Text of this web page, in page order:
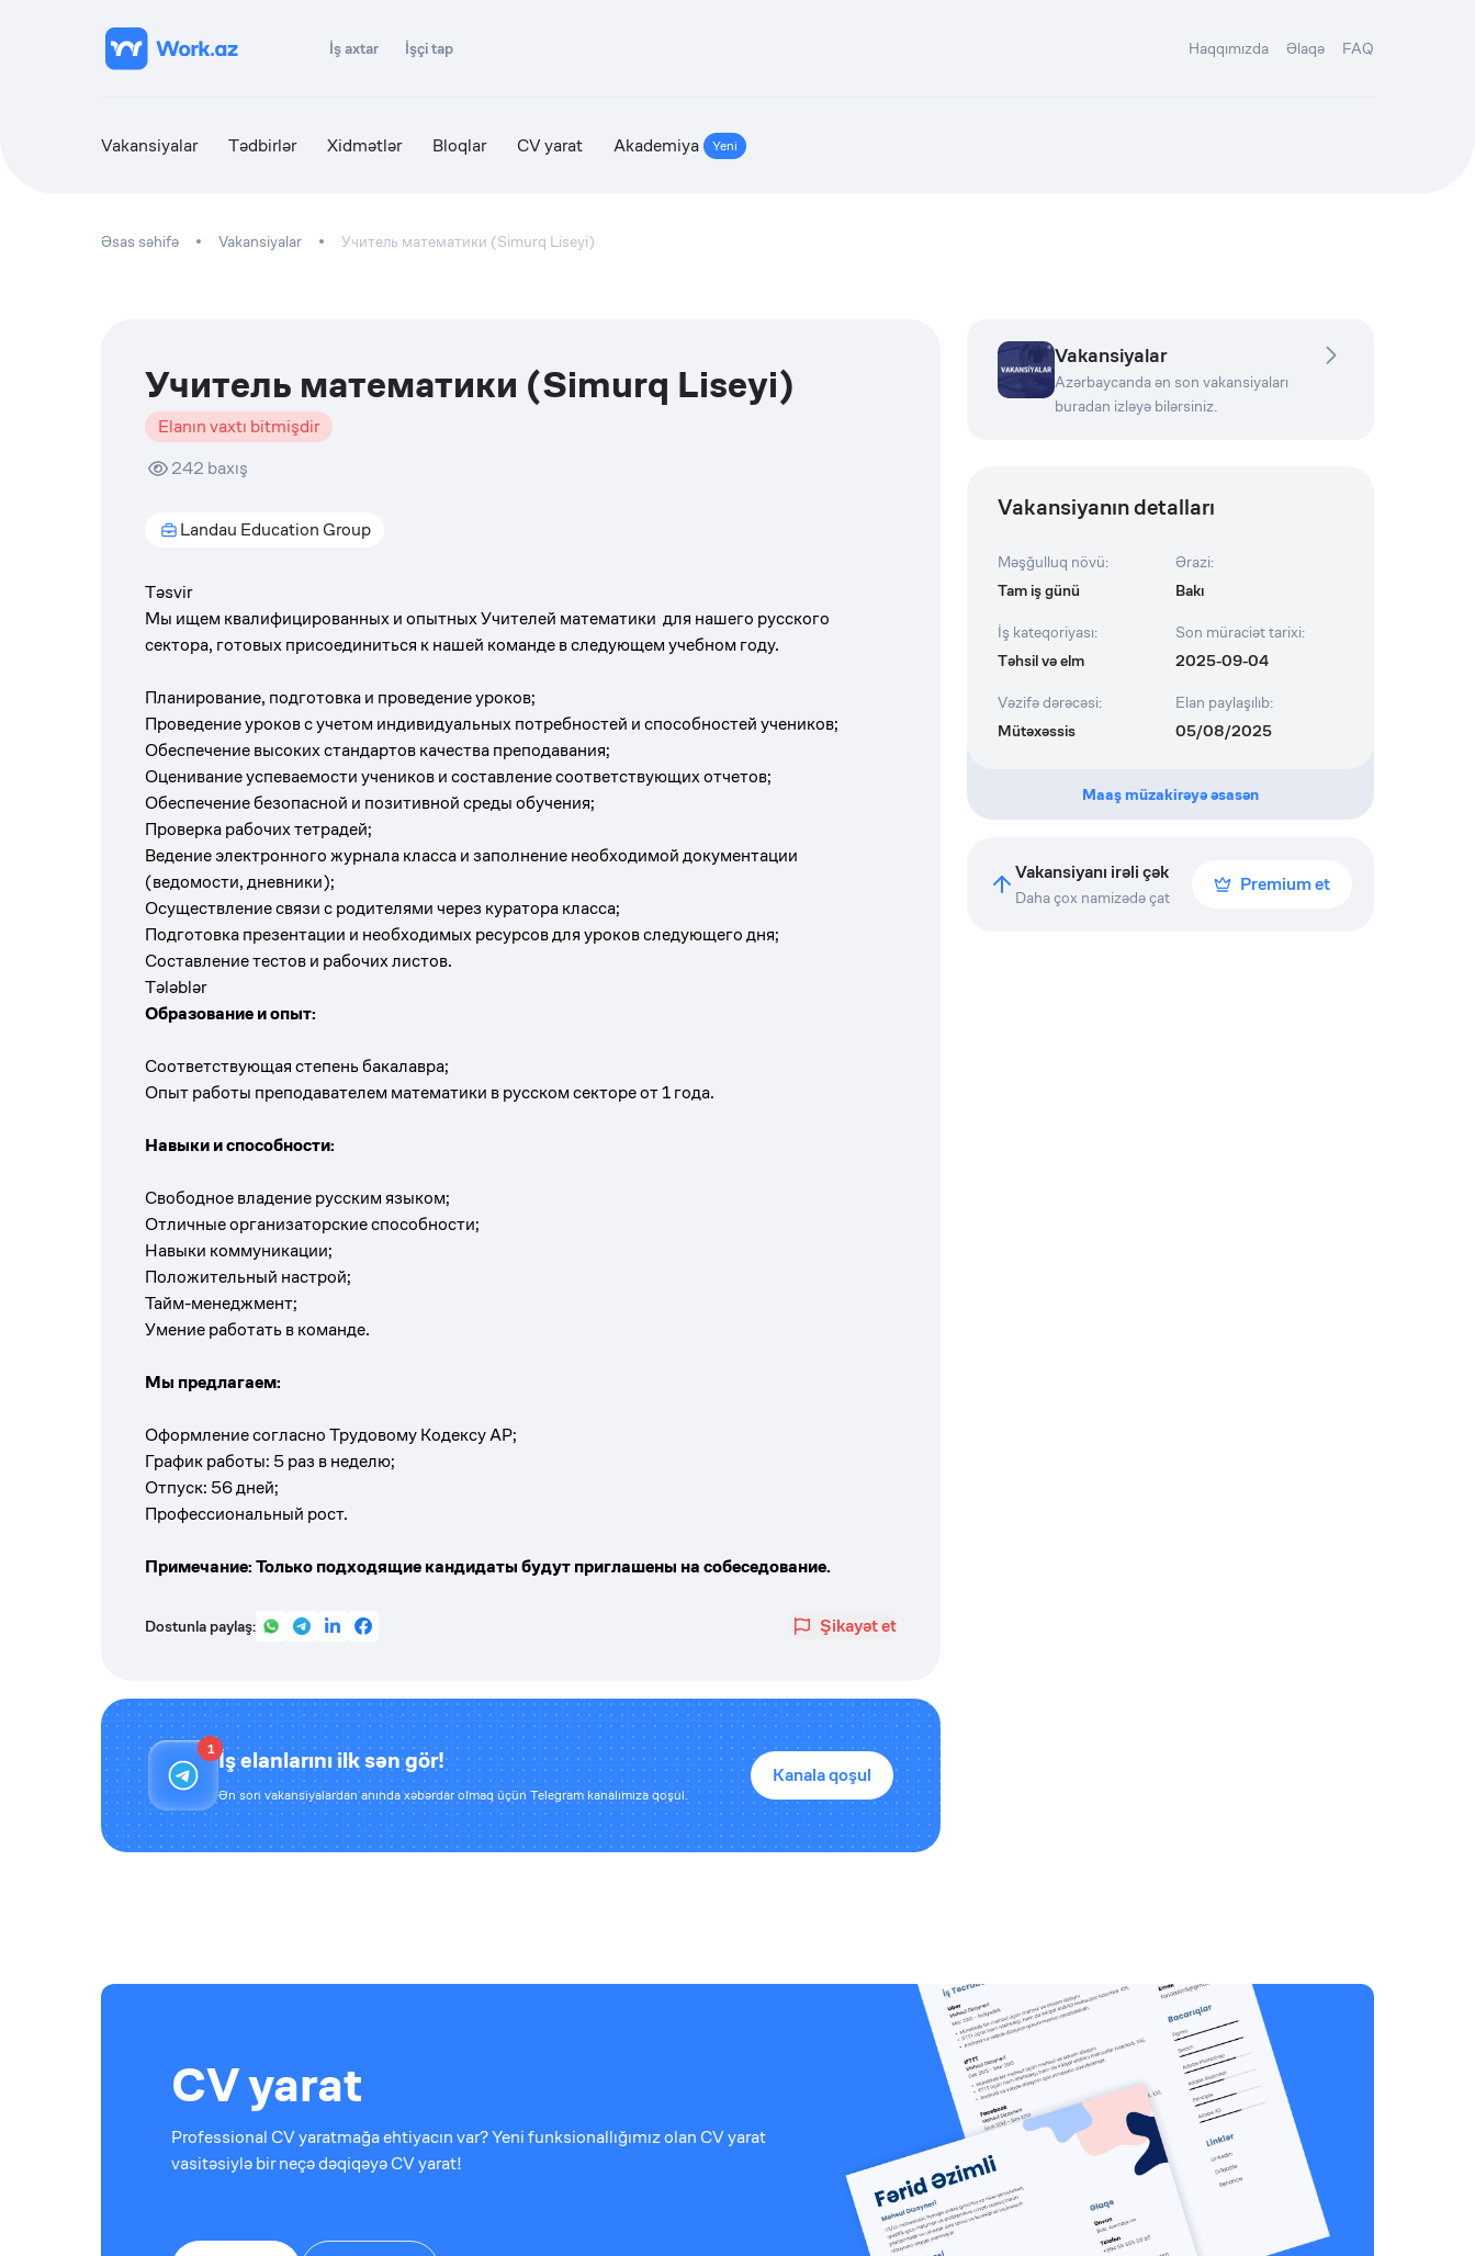
İş axtar İşçi tap Haqqımızda Əlaqə FAQ
Vakansiyalar Tədbirlər Xidmətlər Bloqlar CV yarat Akademiya Yeni
Əsas səhifə Vakansiyalar Учитель математики (Simurq Liseyi)
Учитель математики (Simurq Liseyi)
Elanın vaxtı bitmişdir
242 baxış
Landau Education Group
Təsvir
Мы ищем квалифицированных и опытных Учителей математики для нашего русского
сектора, готовых присоединиться к нашей команде в следующем учебном году.
Планирование, подготовка и проведение уроков;
Проведение уроков с учетом индивидуальных потребностей и способностей учеников;
Обеспечение высоких стандартов качества преподавания;
Оценивание успеваемости учеников и составление соответствующих отчетов;
Обеспечение безопасной и позитивной среды обучения;
Проверка рабочих тетрадей;
Ведение электронного журнала класса и заполнение необходимой документации
(ведомости, дневники);
Осуществление связи с родителями через куратора класса;
Подготовка презентации и необходимых ресурсов для уроков следующего дня;
Составление тестов и рабочих листов.
Tələblər
Образование и опыт:
Соответствующая степень бакалавра;
Опыт работы преподавателем математики в русском секторе от 1 года.
Навыки и способности:
Свободное владение русским языком;
Отличные организаторские способности;
Навыки коммуникации;
Положительный настрой;
Тайм-менеджмент;
Умение работать в команде.
Мы предлагаем:
Оформление согласно Трудовому Кодексу АР;
График работы: 5 раз в неделю;
Отпуск: 56 дней;
Профессиональный рост.
Примечание: Только подходящие кандидаты будут приглашены на собеседование.
Dostunla paylaş: Şikayət et
1 İş elanlarını ilk sən gör!
Ən son vakansiyalardan anında xəbərdar olmaq üçün Telegram kanalımıza qoşul.
Kanala qoşul
Vakansiyalar
Azərbaycanda ən son vakansiyaları
buradan izləyə bilərsiniz.
Vakansiyanın detalları
Məşğulluq növü:
Tam iş günü
Ərazi:
Bakı
İş kateqoriyası:
Təhsil və elm
Son müraciət tarixi:
2025-09-04
Vəzifə dərəcəsi:
Mütəxəssis
Elan paylaşılıb:
05/08/2025
Maaş müzakirəyə əsasən
Vakansiyanı irəli çək
Daha çox namizədə çat
Premium et
CV yarat
Professional CV yaratmağa ehtiyacın var? Yeni funksionallığımız olan CV yarat
vasitəsiylə bir neçə dəqiqəyə CV yarat!